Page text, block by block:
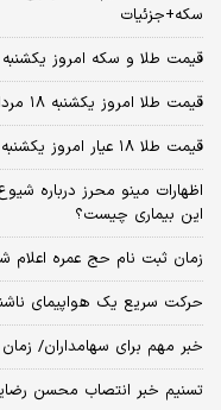
سکه+جزئیات
قیمت طلا و سکه امروز یکشنبه ۱۸ مرداد ۱۴۰۵/کاهش قیمت طلا و سکه
قیمت طلا امروز یکشنبه ۱۸ مرداد ۱۴۰۵
قیمت طلا ۱۸ عیار امروز یکشنبه ۱۸ مرداد ۱۴۰۵/کاهش قیمت طلا
اظهارات مینو محرز درباره
این بیماری چیست؟
زمان ثبت‌ نام حج عمره
حرکت سریع یک هواپیمای
خبر مهم برای سهامداران/
تسنیم خبر انتصاب محسن